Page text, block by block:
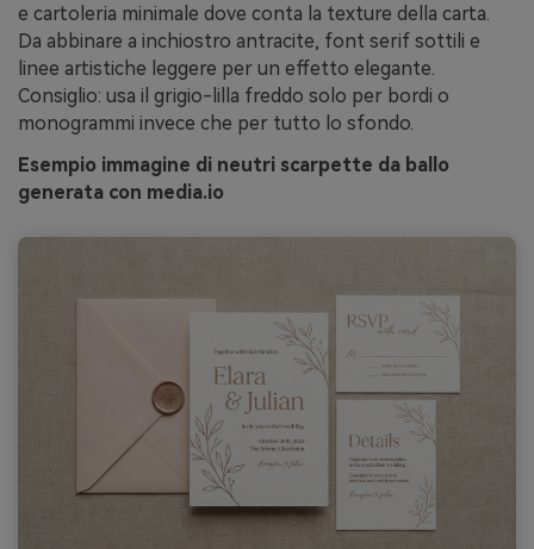
e cartoleria minimale dove conta la texture della carta.
Da abbinare a inchiostro antracite, font serif sottili e
linee artistiche leggere per un effetto elegante.
Consiglio: usa il grigio-lilla freddo solo per bordi o
monogrammi invece che per tutto lo sfondo.
Esempio immagine di neutri scarpette da ballo
generata con media.io